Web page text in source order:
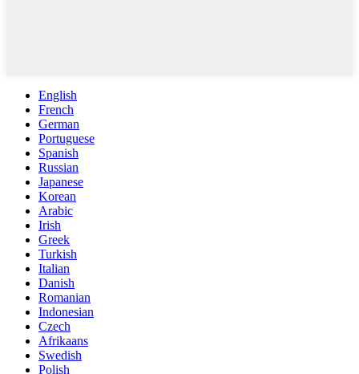
English
French
German
Portuguese
Spanish
Russian
Japanese
Korean
Arabic
Irish
Greek
Turkish
Italian
Danish
Romanian
Indonesian
Czech
Afrikaans
Swedish
Polish